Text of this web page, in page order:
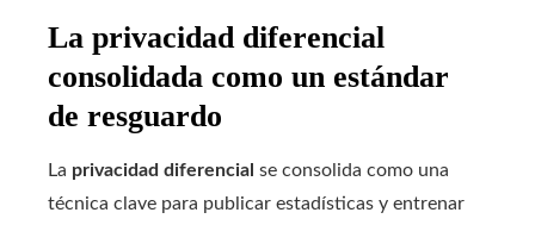
La privacidad diferencial
consolidada como un estándar
de resguardo
La privacidad diferencial se consolida como una
técnica clave para publicar estadísticas y entrenar